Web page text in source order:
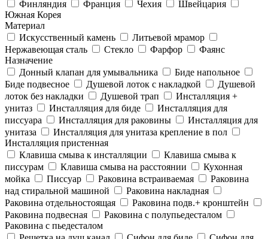
Финляндия
Франция Чехия
Швейцария
Южная Корея
Материал
Искусственный камень
Литьевой мрамор
Нержавеющая сталь
Стекло Фарфор
Фаянс
Назначение
Донный клапан для умывальника
Биде напольное
Биде подвесное
Душевой лоток с накладкой
Душевой
лоток без накладки
Душевой трап
Инсталляция +
унитаз
Инсталляция для биде
Инсталляция для
писсуара
Инсталляция для раковины
Инсталляция для
унитаза
Инсталляция для унитаза крепление в пол
Инсталляция пристенная
Клавиша смыва к инсталляции
Клавиша смыва к
писсурам
Клавиша смыва на расстоянии
Кухонная
мойка
Писсуар Раковина встраиваемая
Раковина
над стиральной машиной
Раковина накладная
Раковина отдельностоящая
Раковина подв.+ кронштейн
Раковина подвесная
Раковина с полупьедесталом
Раковина с пьедесталом